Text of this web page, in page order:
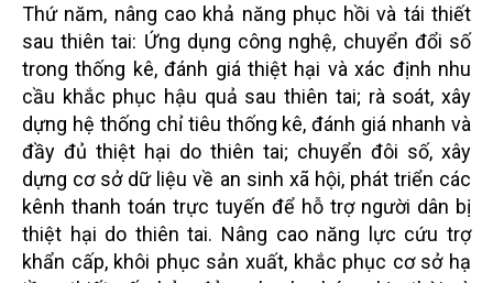
Thứ năm, nâng cao khả năng phục hồi và tái thiết
sau thiên tai: Ứng dụng công nghệ, chuyển đổi số
trong thống kê, đánh giá thiệt hại và xác định nhu
cầu khắc phục hậu quả sau thiên tai; rà soát, xây
dựng hệ thống chỉ tiêu thống kê, đánh giá nhanh và
đầy đủ thiệt hại do thiên tai; chuyển đôi số, xây
dựng cơ sở dữ liệu về an sinh xã hội, phát triển các
kênh thanh toán trực tuyến để hỗ trợ người dân bị
thiệt hại do thiên tai. Nâng cao năng lực cứu trợ
khẩn cấp, khôi phục sản xuất, khắc phục cơ sở hạ